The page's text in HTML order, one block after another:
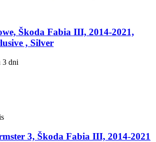
Škoda Fabia III, 2014-2021,
, Silver
3 dni
3, Škoda Fabia III, 2014-2021